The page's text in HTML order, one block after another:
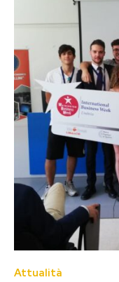
Attualità